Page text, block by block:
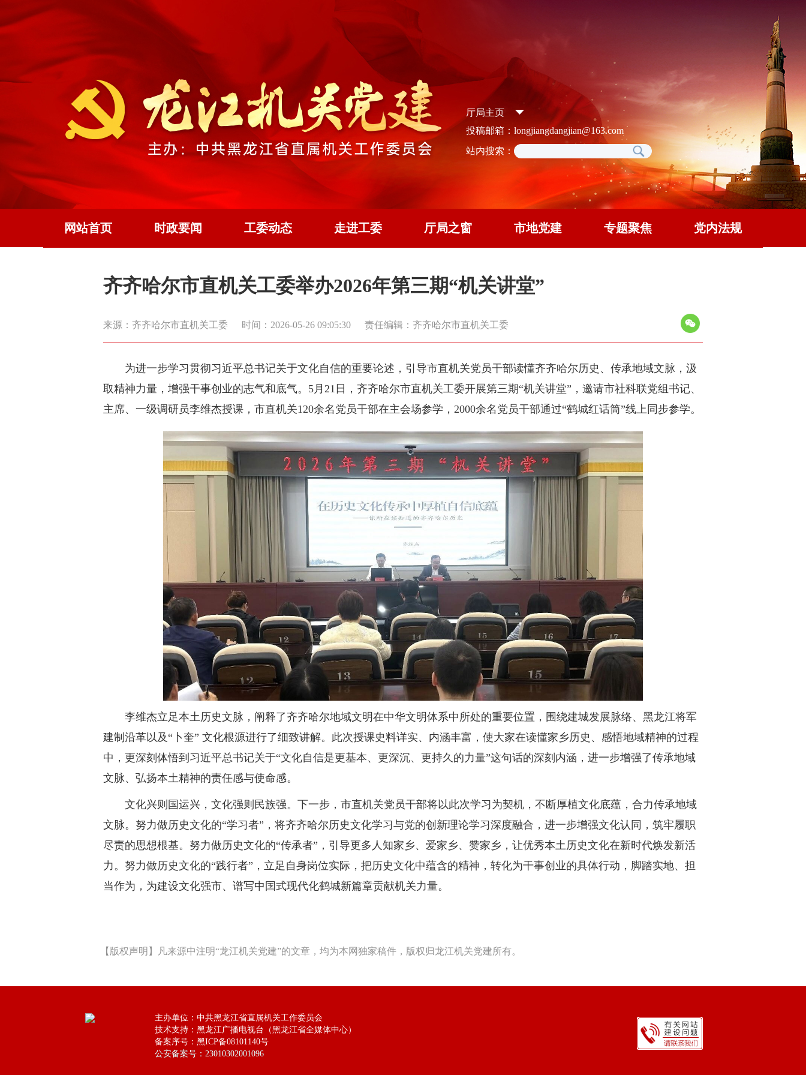
厅局主页
投稿邮箱：longjiangdangjian@163.com
站内搜索：
网站首页 时政要闻 工委动态 走进工委 厅局之窗 市地党建 专题聚焦 党内法规
齐齐哈尔市直机关工委举办2026年第三期“机关讲堂”
来源：齐齐哈尔市直机关工委 时间：2026-05-26 09:05:30 责任编辑：齐齐哈尔市直机关工委
为进一步学习贯彻习近平总书记关于文化自信的重要论述，引导市直机关党员干部读懂齐齐哈尔历史、传承地域文脉，汲
取精神力量，增强干事创业的志气和底气。5月21日，齐齐哈尔市直机关工委开展第三期“机关讲堂”，邀请市社科联党组书记、
主席、一级调研员李维杰授课，市直机关120余名党员干部在主会场参学，2000余名党员干部通过“鹤城红话筒”线上同步参学。
李维杰立足本土历史文脉，阐释了齐齐哈尔地域文明在中华文明体系中所处的重要位置，围绕建城发展脉络、黑龙江将军
建制沿革以及“卜奎” 文化根源进行了细致讲解。此次授课史料详实、内涵丰富，使大家在读懂家乡历史、感悟地域精神的过程
中，更深刻体悟到习近平总书记关于“文化自信是更基本、更深沉、更持久的力量”这句话的深刻内涵，进一步增强了传承地域
文脉、弘扬本土精神的责任感与使命感。
文化兴则国运兴，文化强则民族强。下一步，市直机关党员干部将以此次学习为契机，不断厚植文化底蕴，合力传承地域
文脉。努力做历史文化的“学习者”，将齐齐哈尔历史文化学习与党的创新理论学习深度融合，进一步增强文化认同，筑牢履职
尽责的思想根基。努力做历史文化的“传承者”，引导更多人知家乡、爱家乡、赞家乡，让优秀本土历史文化在新时代焕发新活
力。努力做历史文化的“践行者”，立足自身岗位实际，把历史文化中蕴含的精神，转化为干事创业的具体行动，脚踏实地、担
当作为，为建设文化强市、谱写中国式现代化鹤城新篇章贡献机关力量。
【版权声明】凡来源中注明“龙江机关党建”的文章，均为本网独家稿件，版权归龙江机关党建所有。
主办单位：中共黑龙江省直属机关工作委员会
技术支持：黑龙江广播电视台（黑龙江省全媒体中心）
备案序号：黑ICP备08101140号
公安备案号：23010302001096
公安备案号：23010302001096